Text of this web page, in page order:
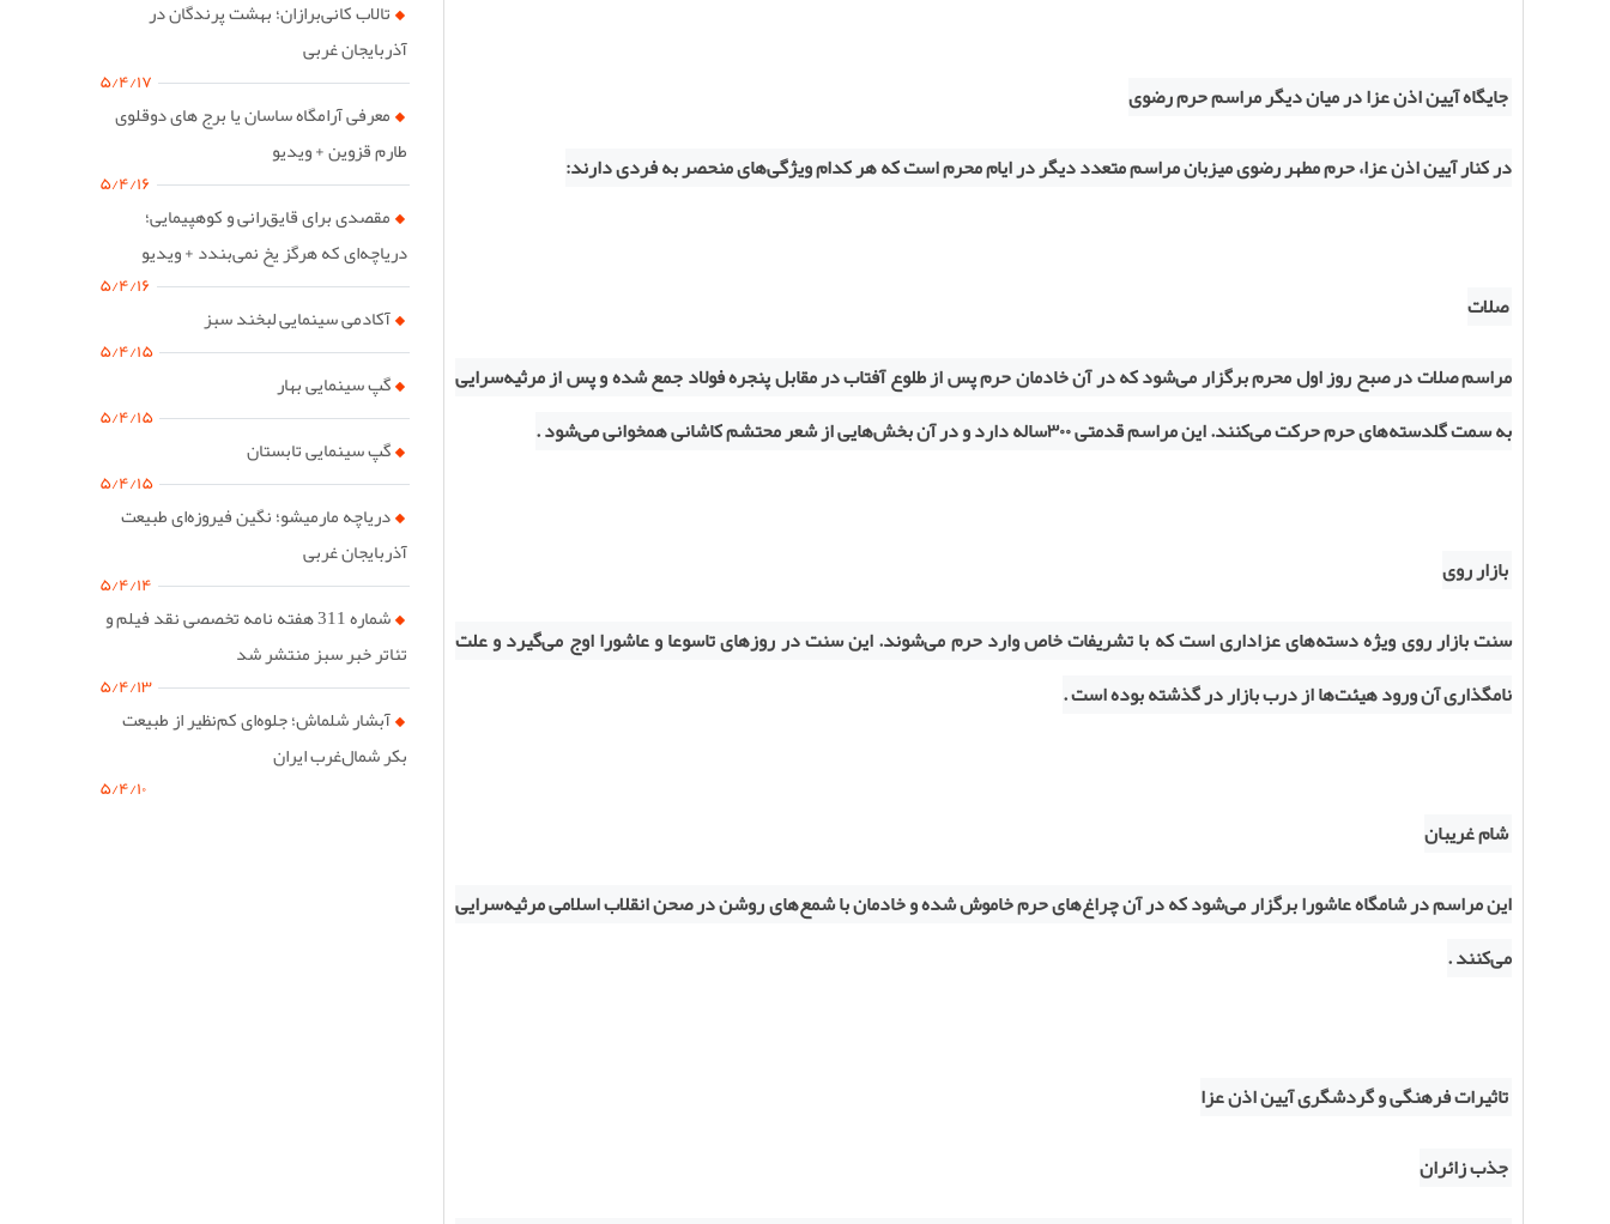
جایگاه آیین اذن عزا در میان دیگر مراسم حرم رضوی
در کنار آیین اذن عزا، حرم مطهر رضوی میزبان مراسم متعدد دیگر در ایام محرم است که هر کدام ویژگی‌های منحصر به فردی دارند:
صلات
مراسم صلات در صبح روز اول محرم برگزار می‌شود که در آن خادمان حرم پس از طلوع آفتاب در مقابل پنجره فولاد جمع شده و پس از مرثیه‌سرایی
به سمت گلدسته‌های حرم حرکت می‌کنند. این مراسم قدمتی۳۰۰ساله دارد و در آن بخش‌هایی از شعر محتشم کاشانی همخوانی می‌شود .
بازار روی
سنت بازار روی ویژه دسته‌های عزاداری است که با تشریفات خاص وارد حرم می‌شوند. این سنت در روزهای تاسوعا و عاشورا اوج می‌گیرد و علت
نامگذاری آن ورود هیئت‌ها از درب بازار در گذشته بوده است .
شام غریبان
این مراسم در شامگاه عاشورا برگزار می‌شود که در آن چراغ‌های حرم خاموش شده و خادمان با شمع‌های روشن در صحن انقلاب اسلامی مرثیه‌سرایی
می‌کنند .
تاثیرات فرهنگی و گردشگری آیین اذن عزا
جذب زائران
تالاب کانی‌برازان؛ بهشت پرندگان در
آذربایجان غربی
۵/۴/۱۷
معرفی آرامگاه ساسان یا برج های دوقلوی
طارم قزوین + ویدیو
۵/۴/۱۶
مقصدی برای قایق‌رانی و کوهپیمایی؛
دریاچه‌ای که هرگز یخ نمی‌بندد + ویدیو
۵/۴/۱۶
آکادمی سینمایی لبخند سبز
۵/۴/۱۵
گپ سینمایی بهار
۵/۴/۱۵
گپ سینمایی تابستان
۵/۴/۱۵
دریاچه مارمیشو؛ نگین فیروزه‌ای طبیعت
آذربایجان غربی
۵/۴/۱۴
شماره 311 هفته نامه تخصصی نقد فیلم و
تئاتر خبر سبز منتشر شد
۵/۴/۱۳
آبشار شلماش؛ جلوه‌ای کم‌نظیر از طبیعت
بکر شمال‌غرب ایران
۵/۴/۱۰